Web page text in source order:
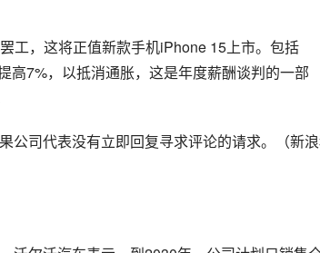
工，这将正值新款手机iPhone 15上市。包括
高7%，以抵消通胀，这是年度薪酬谈判的一部
公司代表没有立即回复寻求评论的请求。（新